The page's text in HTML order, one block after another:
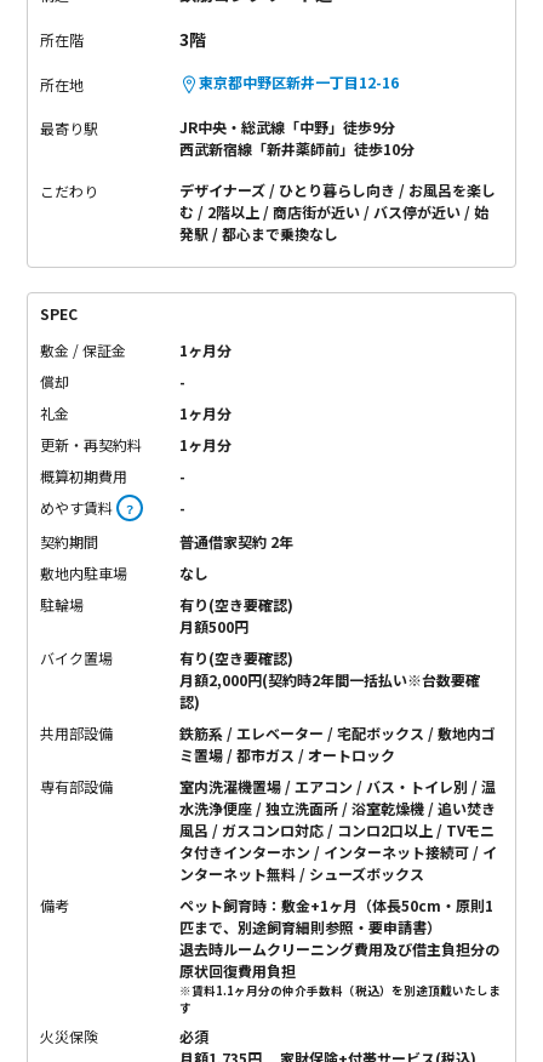
所在階 3階
所在地 東京都中野区新井一丁目12-16
最寄り駅
JR中央・総武線「中野」徒歩9分
西武新宿線「新井薬師前」徒歩10分
こだわり デザイナーズ ひとり暮らし向き
お風呂を楽し
む
2階以上 商店街が近い バス停が近い
始
発駅
都心まで乗換なし
SPEC
敷金 / 保証金
1ヶ月分
償却
-
礼金
1ヶ月分
更新・再契約料
1ヶ月分
概算初期費用
-
めやす賃料 ？
-
契約期間
普通借家契約 2年
敷地内駐車場
なし
駐輪場
有り(空き要確認)
月額500円
バイク置場
有り(空き要確認)
月額2,000円(契約時2年間一括払い※台数要確
認)
共用部設備
鉄筋系 / エレベーター / 宅配ボックス / 敷地内ゴ
ミ置場 / 都市ガス / オートロック
専有部設備
室内洗濯機置場 / エアコン / バス・トイレ別 / 温
水洗浄便座 / 独立洗面所 / 浴室乾燥機 / 追い焚き
風呂 / ガスコンロ対応 / コンロ2口以上 / TVモニ
タ付きインターホン / インターネット接続可 / イ
ンターネット無料 / シューズボックス
備考
ペット飼育時：敷金+1ヶ月（体長50cm・原則1
匹まで、別途飼育細則参照・要申請書）
退去時ルームクリーニング費用及び借主負担分の
原状回復費用負担
※賃料1.1ヶ月分の仲介手数料（税込）を別途頂戴いたしま
す
火災保険
必須